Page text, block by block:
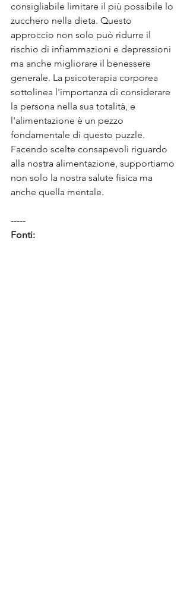
consigliabile limitare il più possibile lo
zucchero nella dieta. Questo
approccio non solo può ridurre il
rischio di infiammazioni e depressioni
ma anche migliorare il benessere
generale. La psicoterapia corporea
sottolinea l'importanza di considerare
la persona nella sua totalità, e
l'alimentazione è un pezzo
fondamentale di questo puzzle.
Facendo scelte consapevoli riguardo
alla nostra alimentazione, supportiamo
non solo la nostra salute fisica ma
anche quella mentale.
-----
Fonti: